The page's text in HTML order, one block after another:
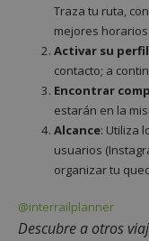
Traza tu ruta,
mejores
Activar su perfil
contacto; a
Encontrar
estarán en la
Alcance: Utiliza
usuarios
organizar tu
@interrailplanner
Descubre a otros